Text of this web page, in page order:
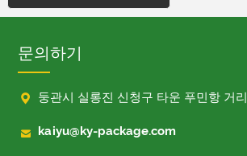
문의하기
 둥관시 실롱진 신청구 타운 푸민항 거리
 kaiyu@ky-package.com